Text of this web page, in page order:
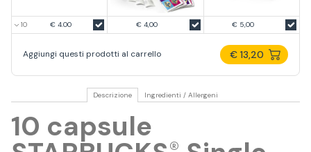
€ 4.00 € 4,00 € 5,00
Aggiungi questi prodotti al carrello € 13,20
Descrizione Ingredienti / Allergeni
10 capsule